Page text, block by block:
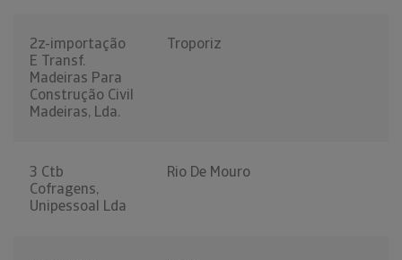
2z-importação
E Transf.
Madeiras Para
Construção Civil
Madeiras, Lda.
Troporiz
3 Ctb
Cofragens,
Unipessoal Lda
Rio De Mouro